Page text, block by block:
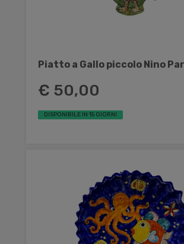
Piatto a Gallo piccolo Nino
€ 50,00
DISPONIBILE IN 15 GIORNI